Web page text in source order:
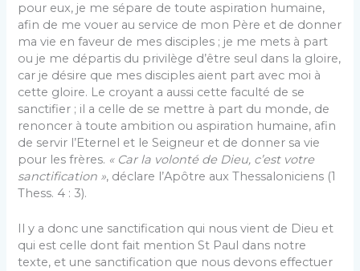
pour eux, je me sépare de toute aspiration humaine,
afin de me vouer au service de mon Père et de donner
ma vie en faveur de mes disciples ; je me mets à part
ou je me départis du privilège d’être seul dans la gloire,
car je désire que mes disciples aient part avec moi à
cette gloire. Le croyant a aussi cette faculté de se
sanctifier ; il a celle de se mettre à part du monde, de
renoncer à toute ambition ou aspiration humaine, afin
de servir l’Eternel et le Seigneur et de donner sa vie
pour les frères. « Car la volonté de Dieu, c’est votre
sanctification », déclare l’Apôtre aux Thessaloniciens (1
Thess. 4 : 3).
Il y a donc une sanctification qui nous vient de Dieu et
qui est celle dont fait mention St Paul dans notre
texte, et une sanctification que nous devons effectuer